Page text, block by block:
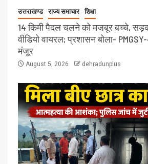
उत्तराखण्ड राज्य समाचार शिक्षा
14 किमी पैदल चलने को मजबूर बच्चे, सड़क
वीडियो वायरल; प्रशासन बोला-
मंजूर
August 5, 2026 dehradunplus